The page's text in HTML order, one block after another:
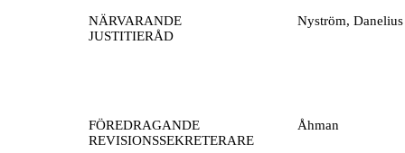
NÄRVARANDE
JUSTITIERÅD
Nyström,
FÖREDRAGANDE
REVISIONSSEKRETERARE
Åhman